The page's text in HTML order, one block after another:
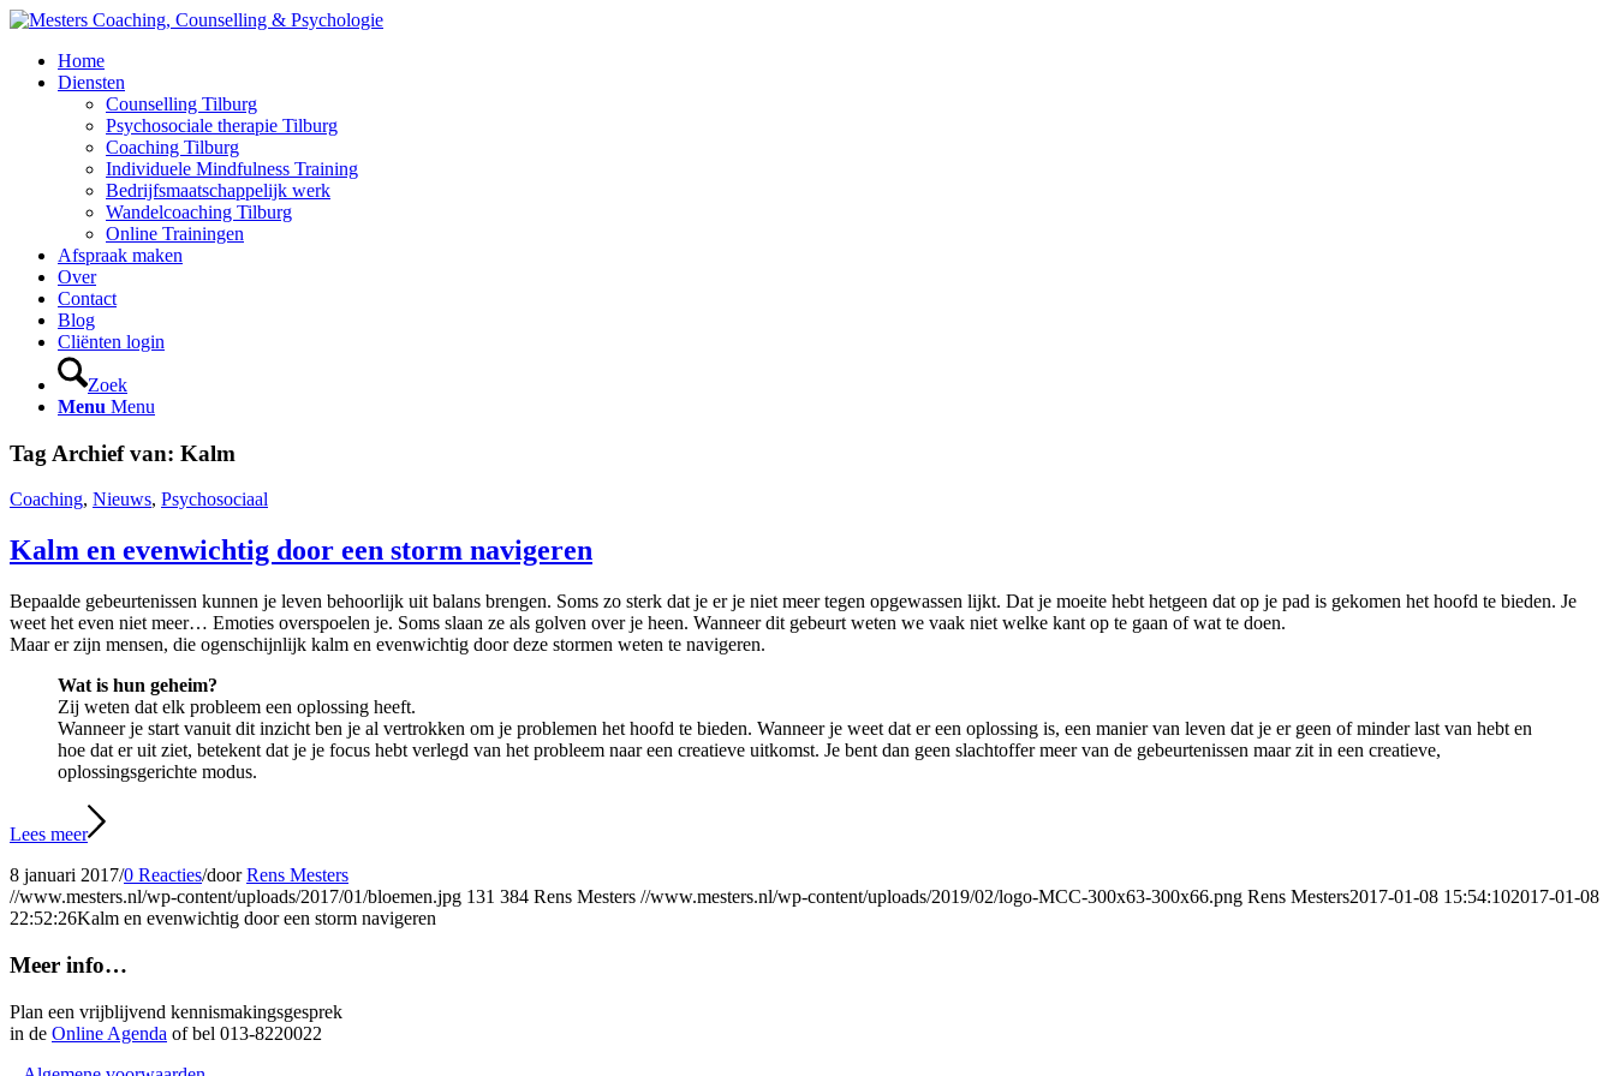
Home
Diensten
Counselling Tilburg
Psychosociale therapie Tilburg
Coaching Tilburg
Individuele Mindfulness Training
Bedrijfsmaatschappelijk werk
Wandelcoaching Tilburg
Online Trainingen
Afspraak maken
Over
Contact
Blog
Cliënten login
Zoek
Menu Menu
Tag Archief van: Kalm
Coaching, Nieuws, Psychosociaal
Kalm en evenwichtig door een storm navigeren
Bepaalde gebeurtenissen kunnen je leven behoorlijk uit balans brengen. Soms zo sterk dat je er je niet meer tegen opgewassen lijkt. Dat je moeite hebt hetgeen dat op je pad is gekomen het hoofd te bieden. Je
weet het even niet meer… Emoties overspoelen je. Soms slaan ze als golven over je heen. Wanneer dit gebeurt weten we vaak niet welke kant op te gaan of wat te doen.
Maar er zijn mensen, die ogenschijnlijk kalm en evenwichtig door deze stormen weten te navigeren.
Wat is hun geheim?
Zij weten dat elk probleem een oplossing heeft.
Wanneer je start vanuit dit inzicht ben je al vertrokken om je problemen het hoofd te bieden. Wanneer je weet dat er een oplossing is, een manier van leven dat je er geen of minder last van hebt en
hoe dat er uit ziet, betekent dat je je focus hebt verlegd van het probleem naar een creatieve uitkomst. Je bent dan geen slachtoffer meer van de gebeurtenissen maar zit in een creatieve,
oplossingsgerichte modus.
Lees meer
8 januari 2017/0 Reacties/doorRens Mesters
//www.mesters.nl/wp-content/uploads/2017/01/bloemen.jpg 131 384 Rens Mesters //www.mesters.nl/wp-content/uploads/2019/02/logo-MCC-300x63-300x66.png Rens Mesters2017-01-08 15:54:102017-01-08
22:52:26Kalm en evenwichtig door een storm navigeren
Meer info…
Plan een vrijblijvend kennismakingsgesprek
in de Online Agenda of bel 013-8220022